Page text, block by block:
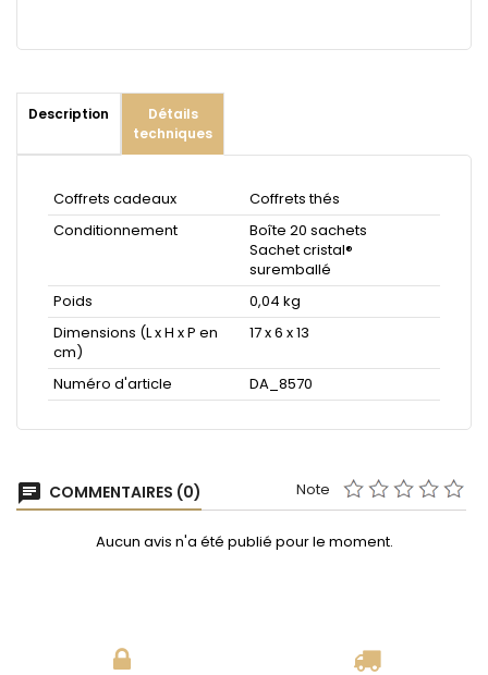
Description
Détails
techniques
Coffrets cadeaux
Coffrets thés
Conditionnement
Boîte 20 sachets
Sachet cristal®
suremballé
Poids
0,04 kg
Dimensions (L x H x P en
cm)
17 x 6 x 13
Numéro d'article DA_8570
chat COMMENTAIRES (0) Note
Aucun avis n'a été publié pour le moment.